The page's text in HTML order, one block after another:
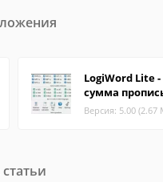
LogiWord Lite -
сумма
Версия: 5.00 (2.67